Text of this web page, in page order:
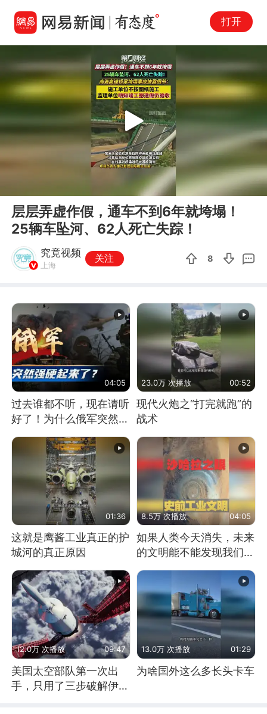
打开
00:12
Play
层层弄虚作假，通车不到6年就垮塌！
25辆车坠河、62人死亡失踪！
究竟视频
上海
关注 8
04:05
过去谁都不听，现在请听
好了！为什么俄军突然强
硬起来了？
23.0万 次播放 00:52
现代火炮之“打完就跑”的
战术
01:36
这就是鹰酱工业真正的护
城河的真正原因
8.5万 次播放 04:05
如果人类今天消失，未来
的文明能不能发现我们存
12.0万 次播放 09:47
美国太空部队第一次出
手，只用了三步破解伊朗
13.0万 次播放 01:29
为啥国外这么多长头卡车